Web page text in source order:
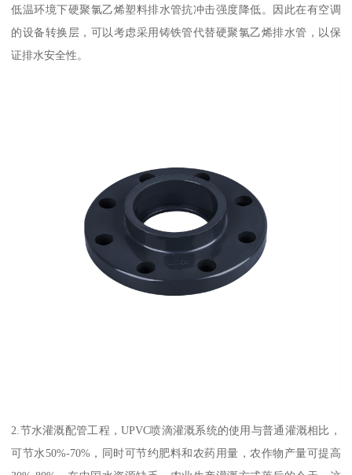
低温环境下硬聚氯乙烯塑料排水管抗冲击强度降低。因此在有空调
的设备转换层，可以考虑采用铸铁管代替硬聚氯乙烯排水管，以保
证排水安全性。
2.节水灌溉配管工程，UPVC喷滴灌溉系统的使用与普通灌溉相比，
可节水50%-70%，同时可节约肥料和农药用量，农作物产量可提高